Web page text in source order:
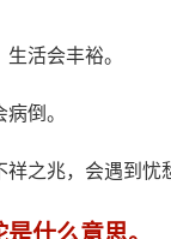
活会丰裕。
倒。
之兆，会遇到忧